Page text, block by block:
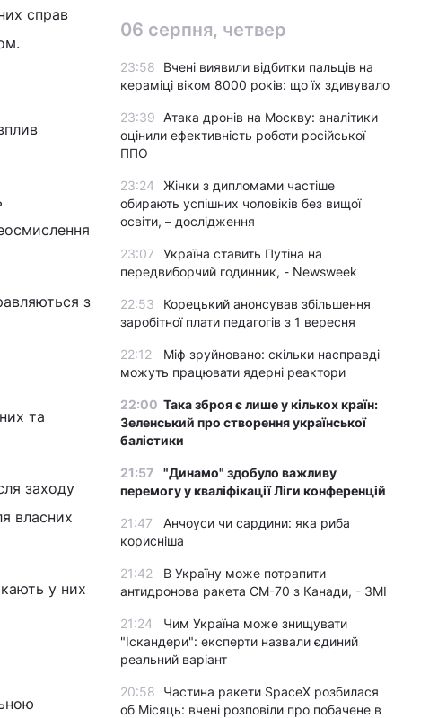
справ
з
та
заходу
власних
у них
06 серпня, четвер
23:58
Вчені виявили відбитки пальців на
кераміці віком 8000 років: що їх здивувало
23:39
Атака дронів на Москву: аналітики
оцінили ефективність роботи російської
ППО
23:24
Жінки з дипломами частіше
обирають успішних чоловіків без вищої
освіти, – дослідження
23:07
Україна ставить Путіна на
передвиборчий годинник, - Newsweek
22:53
Корецький анонсував збільшення
заробітної плати педагогів з 1 вересня
22:12
Міф зруйновано: скільки насправді
можуть працювати ядерні реактори
22:00 Така зброя є лише у кількох країн:
Зеленський про створення української
балістики
21:57
"Динамо" здобуло важливу
перемогу у кваліфікації Ліги конференцій
21:47
Анчоуси чи сардини: яка риба
корисніша
21:42
В Україну може потрапити
антидронова ракета CM-70 з Канади, - ЗМІ
21:24
Чим Україна може знищувати
"Іскандери": експерти назвали єдиний
реальний варіант
20:58
Частина ракети SpaceX розбилася
об Місяць: вчені розповіли про побачене в